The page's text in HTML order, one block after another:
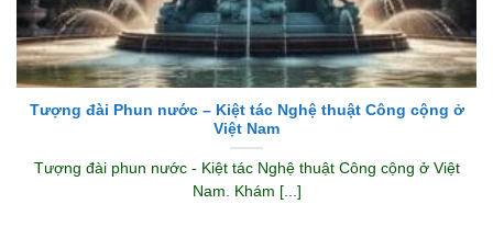
Tượng đài Phun nước – Kiệt tác Nghệ thuật Công cộng ở
Việt Nam
Tượng đài phun nước - Kiệt tác Nghệ thuật Công cộng ở Việt
Nam. Khám [...]